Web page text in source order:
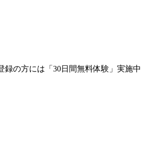
の方には「30日間無料体験」実施中